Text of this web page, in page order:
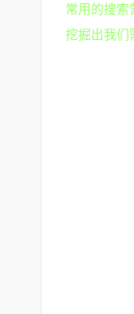
常用的搜索
挖掘出我们